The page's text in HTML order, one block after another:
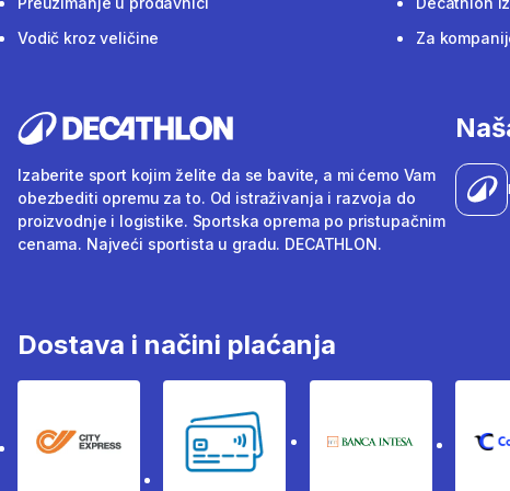
Vodič kroz veličine
Za
Izaberite sport kojim želite da se bavite, a mi ćemo Vam
obezbediti opremu za to. Od istraživanja i razvoja do
proizvodnje i logistike. Sportska oprema po pristupačnim
cenama. Najveći sportista u gradu. DECATHLON.
Dostava i načini plaćanja
City Express Bankovne karticeBanka Intesa